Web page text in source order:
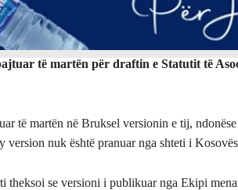
të martën për draftin e Statutit të
të martën në Bruksel versionin e tij,
nuk është pranuar nga shteti i
se versioni i publikuar nga Ekipi